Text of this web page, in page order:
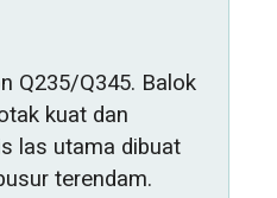
Q235/Q345. Balok
kuat dan
las utama dibuat
terendam.